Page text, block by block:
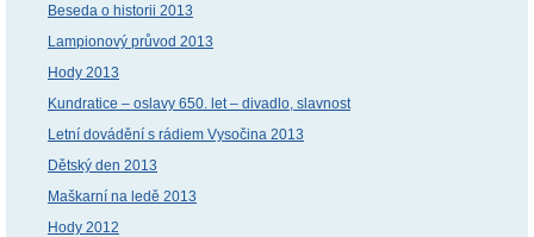
Beseda o historii 2013
Lampionový průvod 2013
Hody 2013
Kundratice – oslavy 650. let – divadlo, slavnost
Letní dovádění s rádiem Vysočina 2013
Dětský den 2013
Maškarní na ledě 2013
Hody 2012